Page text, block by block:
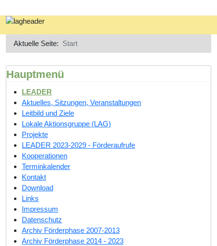
Aktuelle Seite: Start
Hauptmenü
LEADER
Aktuelles, Sitzungen, Veranstaltungen
Leitbild und Ziele
Lokale Aktionsgruppe (LAG)
Projekte
LEADER 2023-2029 - Förderaufrufe
Kooperationen
Terminkalender
Kontakt
Download
Links
Impressum
Datenschutz
Archiv Förderphase 2007-2013
Archiv Förderphase 2014 - 2023